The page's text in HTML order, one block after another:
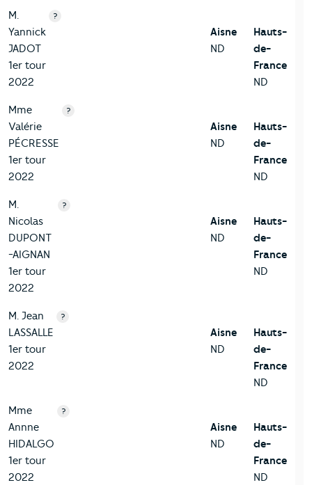
M.
Yannick
JADOT
1er tour
2022
?
Aisne
ND
Hauts-
de-
France
ND
Mme
Valérie
PÉCRESSE
1er tour
2022
?
Aisne
ND
Hauts-
de-
France
ND
M.
Nicolas
DUPONT
-AIGNAN
1er tour
2022
?
Aisne
ND
Hauts-
de-
France
ND
M. Jean
LASSALLE
1er tour
2022
?
Aisne
ND
Hauts-
de-
France
ND
Mme
Annne
HIDALGO
1er tour
2022
?
Aisne
ND
Hauts-
de-
France
ND